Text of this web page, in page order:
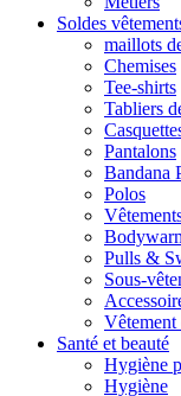
Soldes
maillots
Chemises
Tee-shirts
Tabliers
Pantalons
Bandana
Polos
Pulls &
Sous-
Vêtement
Santé et beauté
Hygiène
Hygiène